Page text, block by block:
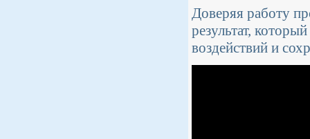
Доверяя работу
результат,
воздействий и